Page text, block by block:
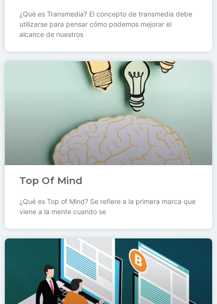
¿Qué es Transmedia? El concepto de transmedia debe
utilizarse para pensar cómo podemos mejorar el
alcance de nuestros
Top Of Mind
¿Qué es Top of Mind? Se refiere a la primera marca que
viene a la mente cuando se